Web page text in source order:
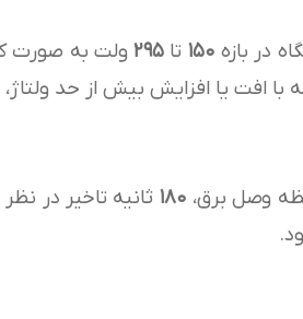
در بازه ۱۵۰ تا
ولت به صورت
افت یا افزایش بیش از حد
وصل برق، ۱۸۰ ثانیه تاخیر در